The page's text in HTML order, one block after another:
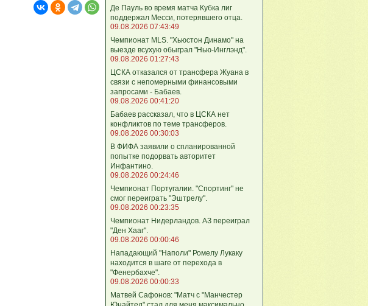
Де Пауль во время матча Кубка лиг
поддержал Месси, потерявшего отца.
09.08.2026 07:43:49
Чемпионат MLS. "Хьюстон Динамо" на
выезде всухую обыграл "Нью-Инглэнд".
09.08.2026 01:27:43
ЦСКА отказался от трансфера Жуана в
связи с непомерными финансовыми
запросами - Бабаев.
09.08.2026 00:41:20
Бабаев рассказал, что в ЦСКА нет
конфликтов по теме трансферов.
09.08.2026 00:30:03
В ФИФА заявили о спланированной
попытке подорвать авторитет
Инфантино.
09.08.2026 00:24:46
Чемпионат Португалии. "Спортинг" не
смог переиграть "Эштрелу".
09.08.2026 00:23:35
Чемпионат Нидерландов. АЗ переиграл
"Ден Хааг".
09.08.2026 00:00:46
Нападающий "Наполи" Ромелу Лукаку
находится в шаге от перехода в
"Фенербахче".
09.08.2026 00:00:33
Матвей Сафонов: "Матч с "Манчестер